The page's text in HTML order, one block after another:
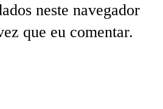
neste navegador
que eu comentar.